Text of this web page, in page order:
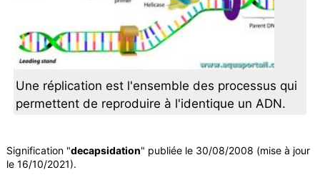
Une réplication est l'ensemble des processus qui
permettent de reproduire à l'identique un ADN.
Signification "decapsidation" publiée le 30/08/2008 (mise à jour
le 16/10/2021).